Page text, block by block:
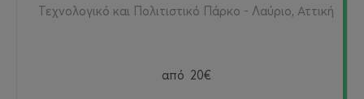
Τεχνολογικό και Πολιτιστικό Πάρκο - Λαύριο, Αττική
από 20€